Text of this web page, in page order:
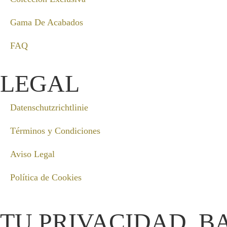
Gama De Acabados
FAQ
LEGAL
Datenschutzrichtlinie
Términos y Condiciones
Aviso Legal
Política de Cookies